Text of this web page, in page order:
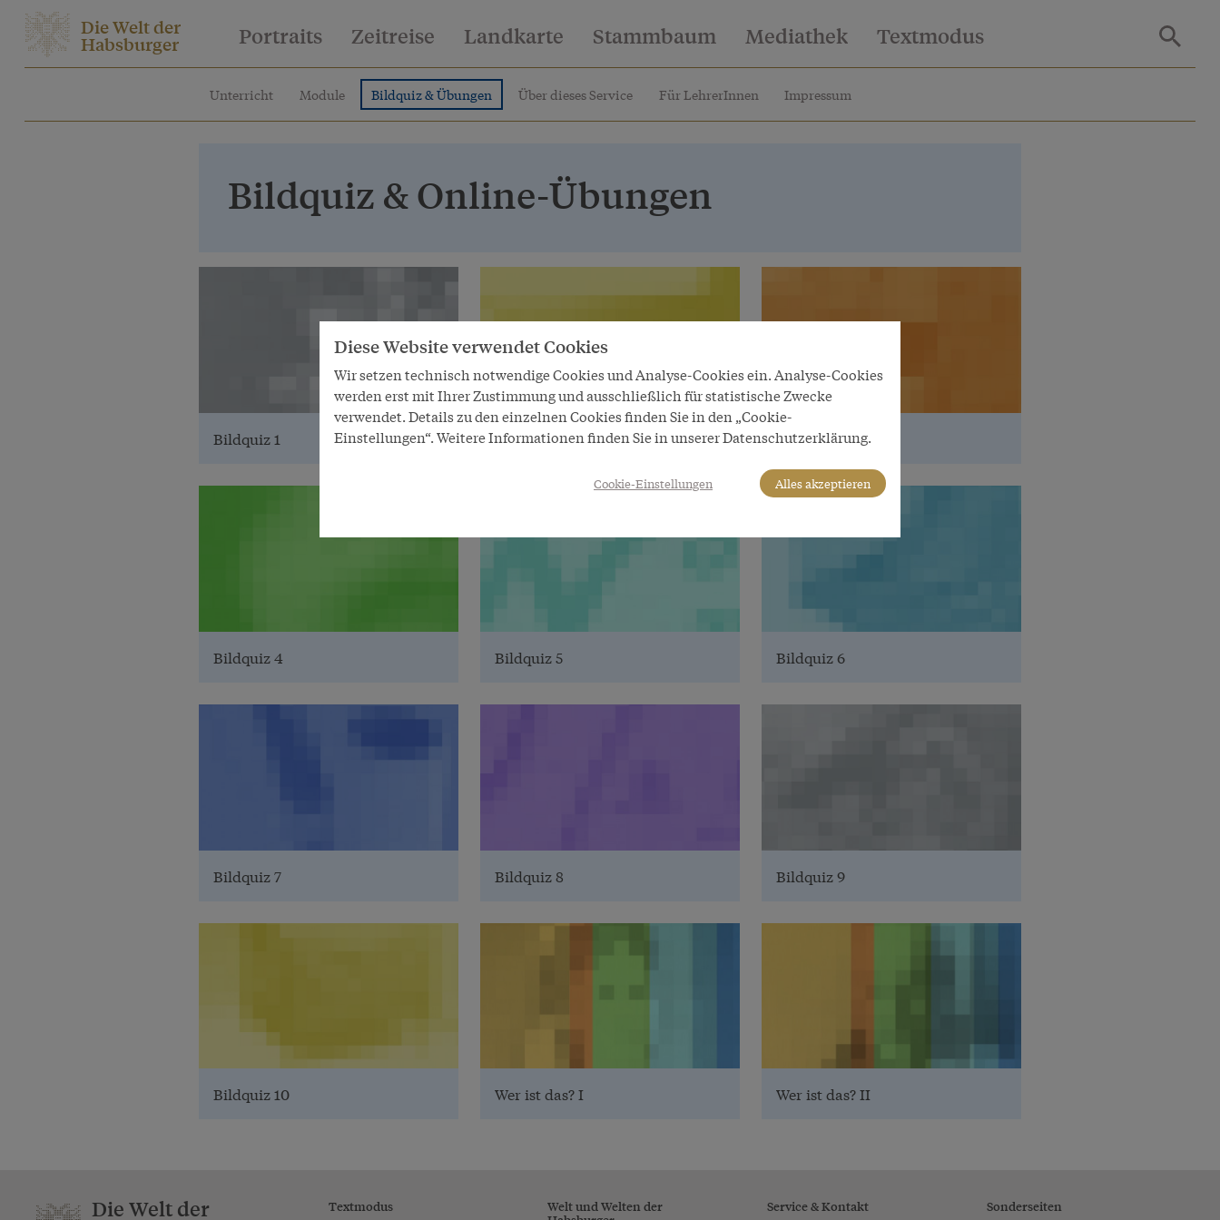
Die Welt der
Habsburger Portraits Zeitreise Landkarte Stammbaum Mediathek Textmodus
Unterricht Module Bildquiz & Übungen Über dieses Service Für LehrerInnen Impressum
Bildquiz & Online-Übungen
Bildquiz 1 Bildquiz 2 Bildquiz 3
Bildquiz 4 Bildquiz 5 Bildquiz 6
Bildquiz 7 Bildquiz 8 Bildquiz 9
Bildquiz 10 Wer ist das? I Wer ist das? II
Die Welt der Textmodus Welt und Welten der Service & Kontakt Sonderseiten
Diese Website verwendet Cookies
Wir setzen technisch notwendige Cookies und Analyse-Cookies ein. Analyse-Cookies
werden erst mit Ihrer Zustimmung und ausschließlich für statistische Zwecke
verwendet. Details zu den einzelnen Cookies finden Sie in den „Cookie-
Einstellungen“. Weitere Informationen finden Sie in unserer Datenschutzerklärung.
Cookie-Einstellungen Alles akzeptieren